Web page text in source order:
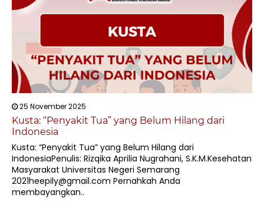
25 November 2025
Kusta: “Penyakit Tua” yang Belum Hilang dari
Indonesia
Kusta: “Penyakit Tua” yang Belum Hilang dari
IndonesiaPenulis: Rizqika Aprilia Nugrahani, S.K.M.Kesehatan
Masyarakat Universitas Negeri Semarang
2021heepily@gmail.com Pernahkah Anda
membayangkan..